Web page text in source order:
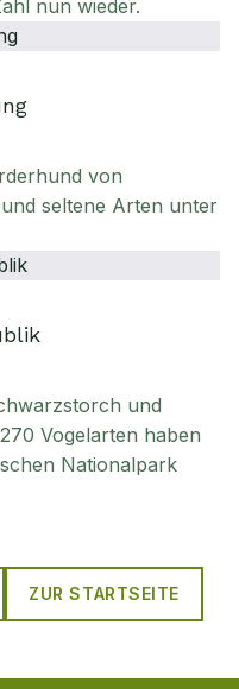
nun wieder.
von
seltene Arten unter
und
Vogelarten haben
Nationalpark
ZUR STARTSEITE